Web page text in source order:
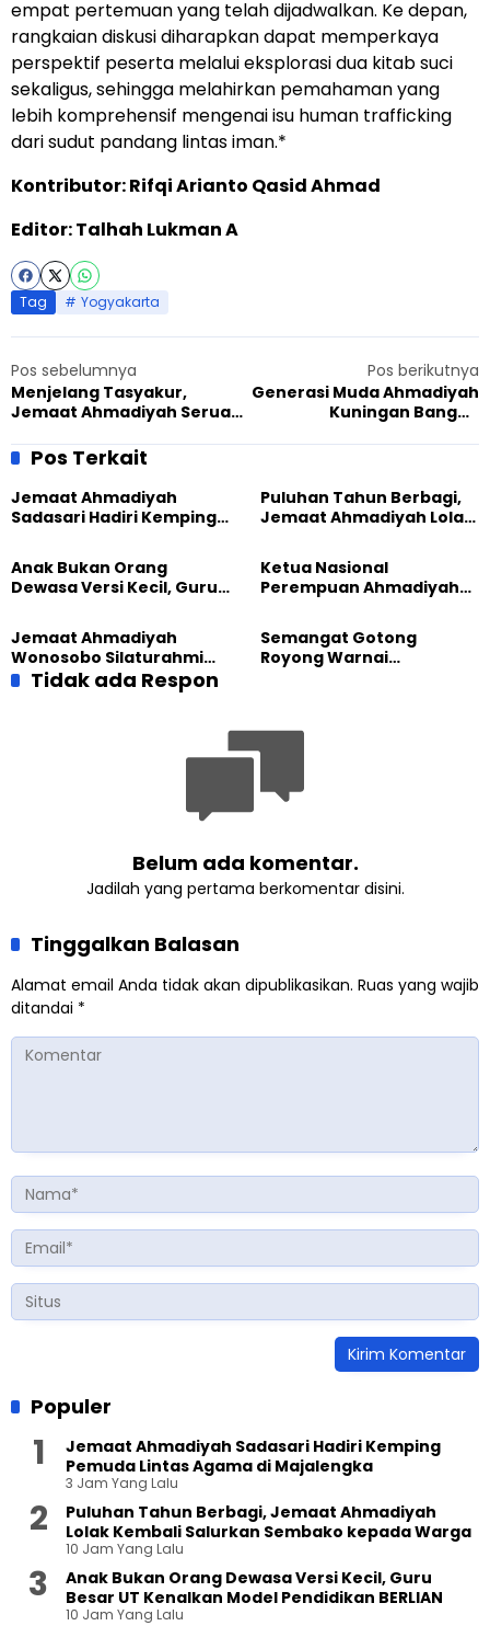
empat pertemuan yang telah dijadwalkan. Ke depan,
rangkaian diskusi diharapkan dapat memperkaya
perspektif peserta melalui eksplorasi dua kitab suci
sekaligus, sehingga melahirkan pemahaman yang
lebih komprehensif mengenai isu human trafficking
dari sudut pandang lintas iman.*
Kontributor: Rifqi Arianto Qasid Ahmad
Editor: Talhah Lukman A
Tag Yogyakarta
Pos sebelumnya
Menjelang Tasyakur,
Jemaat Ahmadiyah Serua
Khidmat di Pamulang
Pos berikutnya
Generasi Muda Ahmadiyah
Kuningan Bangun
Lewat Kemping Lintas Iman
Pos Terkait
Jemaat Ahmadiyah
Sadasari Hadiri Kemping
Majalengka
Puluhan Tahun Berbagi,
Jemaat Ahmadiyah Lolak
Sembako kepada Warga
Anak Bukan Orang
Dewasa Versi Kecil, Guru
Pendidikan BERLIAN
Ketua Nasional
Perempuan Ahmadiyah
Besar Universitas
Terbuka
Jemaat Ahmadiyah
Wonosobo Silaturahmi
Hangat dengan Jemaat
Semangat Gotong
Royong Warnai
Tidak ada Respon
Belum ada komentar.
Jadilah yang pertama berkomentar disini.
Tinggalkan Balasan
Alamat email Anda tidak akan dipublikasikan. Ruas yang wajib
ditandai *
Populer
Jemaat Ahmadiyah Sadasari Hadiri Kemping
Pemuda Lintas Agama di Majalengka
3 Jam Yang Lalu
Puluhan Tahun Berbagi, Jemaat Ahmadiyah
Lolak Kembali Salurkan Sembako kepada Warga
10 Jam Yang Lalu
Anak Bukan Orang Dewasa Versi Kecil, Guru
Besar UT Kenalkan Model Pendidikan BERLIAN
10 Jam Yang Lalu